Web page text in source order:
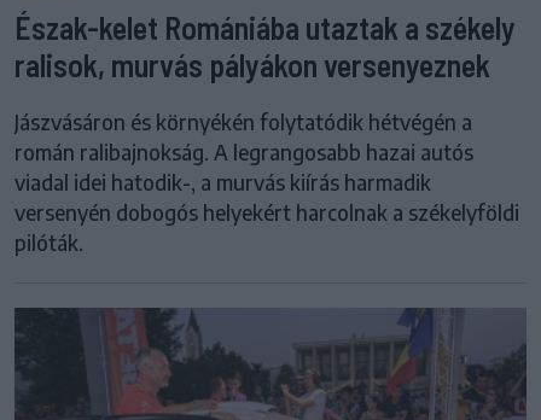
Észak-kelet Romániába utaztak a székely
ralisok, murvás pályákon versenyeznek
Jászvásáron és környékén folytatódik hétvégén a
román ralibajnokság. A legrangosabb hazai autós
viadal idei hatodik-, a murvás kiírás harmadik
versenyén dobogós helyekért harcolnak a székelyföldi
pilóták.